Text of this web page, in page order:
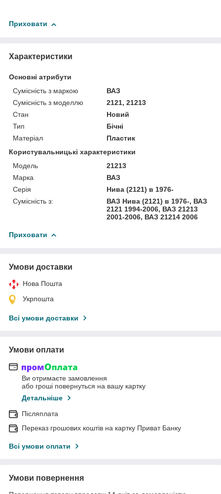
Приховати
Характеристики
Основні атрибути
Сумісність з маркою
ВАЗ
Сумісність з моделлю
2121, 21213
Стан
Новий
Тип
Бічні
Матеріал
Пластик
Користувальницькі характеристики
Модель
21213
Марка
ВАЗ
Серія
Нива (2121) в 1976-
Сумісність з:
ВАЗ Нива (2121) в 1976-, ВАЗ
2121 1994-2006, ВАЗ 21213
2001-2006, ВАЗ 21214 2006
Приховати
Умови доставки
Нова Пошта
Укрпошта
Всі умови доставки
Умови оплати
Ви отримаєте замовлення
або гроші повернуться на вашу картку
Детальніше
Післяплата
Переказ грошових коштів на картку Приват Банку
Всі умови оплати
Умови повернення